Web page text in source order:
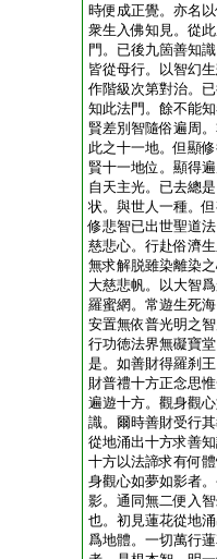
時便成正覺。亦名
衆生入佛知見。從
門。已後九箇善知
皆從母行。以智幻
作階級次第對治。
知此法門。餘不能
賢差別智隨俗遍周
此之十一地。但顯
賢十一地位。顯得
自天主光。已去總
状。與世人一種。
修悲智已出世聖道
慈悲心。行赴俗濟
無求解脱雖染離染
大慈悲帆。以大智
羅蜜網。常遊生死
安置無依普光明之
行功徳法界無礙寶
是。如善財得羅刹
財普禮十方正念思
遍遊十方。觀身觀
識。爾時善財受行
從地涌出十方求善
十方以法諦求有何
身觀心如夢如影者
影。通同無二便入
也。初見蓮花從地
爲地體。一切萬行